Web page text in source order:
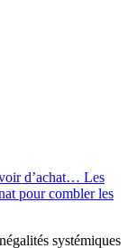
d’achat… Les
pour combler les
systémiques